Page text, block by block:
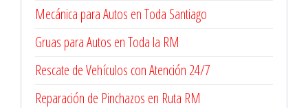
Mecánica para Autos en Toda Santiago
Gruas para Autos en Toda la RM
Rescate de Vehículos con Atención 24/7
Reparación de Pinchazos en Ruta RM